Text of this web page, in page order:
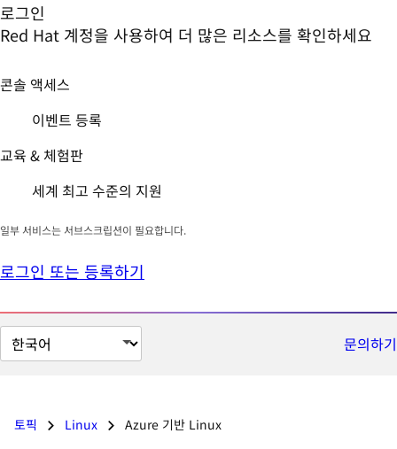
로그인
Red Hat 계정을 사용하여 더 많은 리소스를 확인하세요
콘솔 액세스
이벤트 등록
교육 & 체험판
세계 최고 수준의 지원
일부 서비스는 서브스크립션이 필요합니다.
로그인 또는 등록하기
페
이
어
문의하기
토픽 Linux Azure 기반 Linux